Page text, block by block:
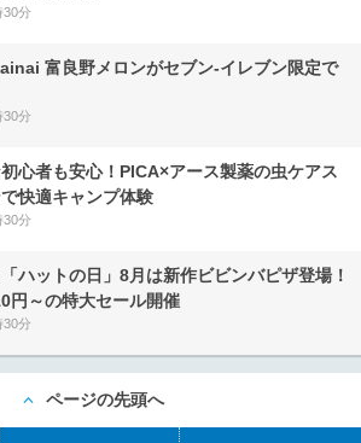
30分
富良野メロンがセブン‐イレブン限定で
30分
心者も安心！PICA×アース製薬の虫ケアス
快適キャンプ体験
30分
ハットの日」8月は新作ビビンバピザ登場！
円～の特大セール開催
30分
ページの先頭へ